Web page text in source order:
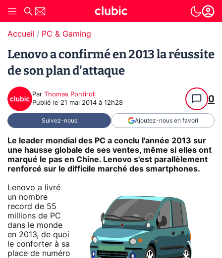
Accueil PC & Gaming
Lenovo a confirmé en 2013 la réussite
de son plan d'attaque
Par Thomas Pontiroli
Publié le 21 mai 2014 à 12h28 0
Suivez-nous Ajoutez-nous en favori
Le leader mondial des PC a conclu l'année 2013 sur
une hausse globale de ses ventes, même si elles ont
marqué le pas en Chine. Lenovo s'est parallèlement
renforcé sur le difficile marché des smartphones.
Lenovo a
livré
un nombre
record de 55
millions de PC
dans le monde
en 2013, de quoi
le conforter à sa
place de numéro